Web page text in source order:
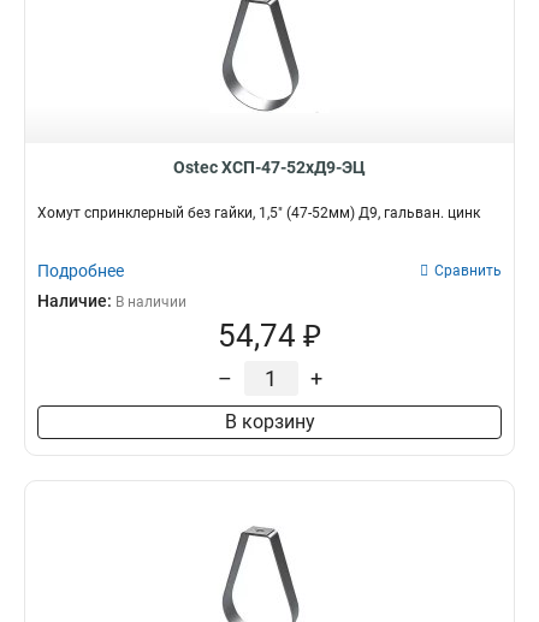
Ostec ХСП-47-52хД9-ЭЦ
Хомут спринклерный без гайки, 1,5" (47-52мм) Д9, гальван. цинк
Подробнее Сравнить
Наличие: В наличии
54,74 ₽
– +
В корзину